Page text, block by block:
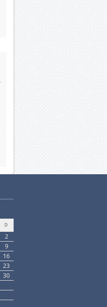
D
2
9
16
23
30